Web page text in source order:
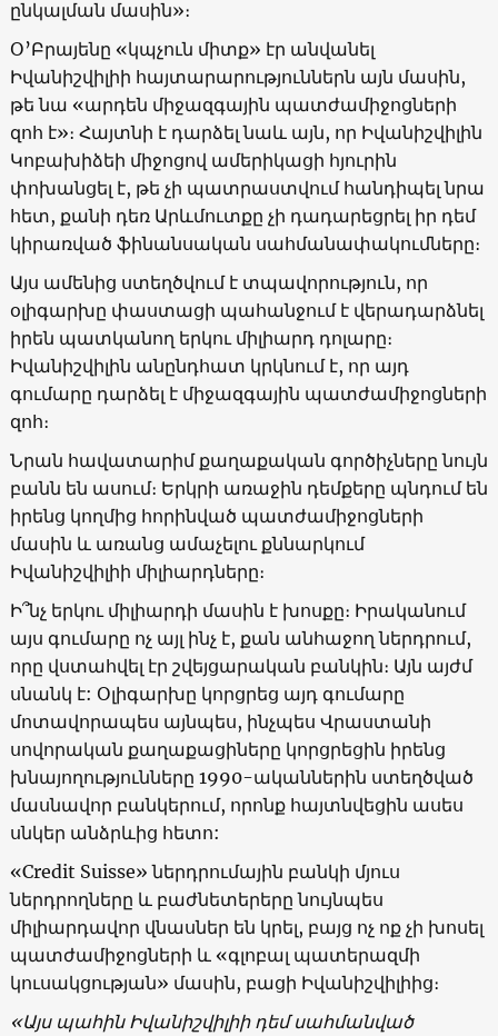
ընկալման մասին»։
Օ’Բրայենը «կպչուն միտք» էր անվանել
Իվանիշվիլիի հայտարարություններն այն մասին,
թե նա «արդեն միջազգային պատժամիջոցների
զոհ է»։ Հայտնի է դարձել նաև այն, որ Իվանիշվիլին
Կոբախիձեի միջոցով ամերիկացի հյուրին
փոխանցել է, թե չի պատրաստվում հանդիպել նրա
հետ, քանի դեռ Արևմուտքը չի դադարեցրել իր դեմ
կիրառված ֆինանսական սահմանափակումները։
Այս ամենից ստեղծվում է տպավորություն, որ
օլիգարխը փաստացի պահանջում է վերադարձնել
իրեն պատկանող երկու միլիարդ դոլարը։
Իվանիշվիլին անընդհատ կրկնում է, որ այդ
գումարը դարձել է միջազգային պատժամիջոցների
զոհ։
Նրան հավատարիմ քաղաքական գործիչները նույն
բանն են ասում։ Երկրի առաջին դեմքերը պնդում են
իրենց կողմից հորինված պատժամիջոցների
մասին և առանց ամաչելու քննարկում
Իվանիշվիլիի միլիարդները։
Ի՞նչ երկու միլիարդի մասին է խոսքը։ Իրականում
այս գումարը ոչ այլ ինչ է, քան անհաջող ներդրում,
որը վստահվել էր շվեյցարական բանկին։ Այն այժմ
սնանկ է: Օլիգարխը կորցրեց այդ գումարը
մոտավորապես այնպես, ինչպես Վրաստանի
սովորական քաղաքացիները կորցրեցին իրենց
խնայողությունները 1990-ականներին ստեղծված
մասնավոր բանկերում, որոնք հայտնվեցին ասես
սնկեր անձրևից հետո:
«Credit Suisse» ներդրումային բանկի մյուս
ներդրողները և բաժնետերերը նույնպես
միլիարդավոր վնասներ են կրել, բայց ոչ ոք չի խոսել
պատժամիջոցների և «գլոբալ պատերազմի
կուսակցության» մասին, բացի Իվանիշվիլիից։
«Այս պահին Իվանիշվիլիի դեմ սահմանված